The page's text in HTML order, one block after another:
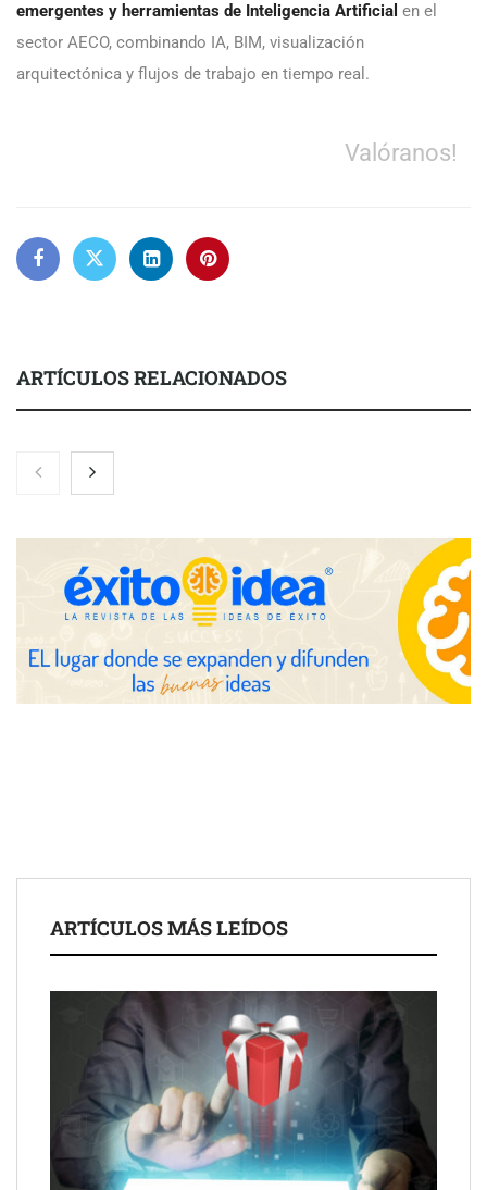
emergentes y herramientas de Inteligencia Artificial en el
sector AECO, combinando IA, BIM, visualización
arquitectónica y flujos de trabajo en tiempo real.
Valóranos!
ARTÍCULOS RELACIONADOS
La luz roja, el nuevo aftersun, actúa en la recuperación de la piel
Eulalia Roig lanza ‘The Journal’, una revista digital mensual de
entrevistas y fotografía editorial
ARTÍCULOS MÁS LEÍDOS